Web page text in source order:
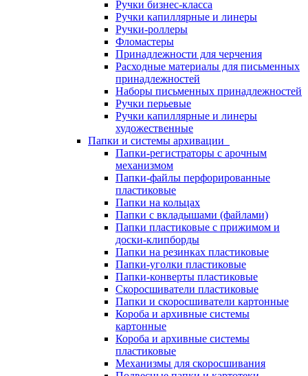
Ручки бизнес-класса
Ручки капиллярные и линеры
Ручки-роллеры
Фломастеры
Принадлежности для черчения
Расходные материалы для письменных
принадлежностей
Наборы письменных принадлежностей
Ручки перьевые
Ручки капиллярные и линеры
художественные
Папки и системы архивации
Папки-регистраторы с арочным
механизмом
Папки-файлы перфорированные
пластиковые
Папки на кольцах
Папки с вкладышами (файлами)
Папки пластиковые с прижимом и
доски-клипборды
Папки на резинках пластиковые
Папки-уголки пластиковые
Папки-конверты пластиковые
Скоросшиватели пластиковые
Папки и скоросшиватели картонные
Короба и архивные системы
картонные
Короба и архивные системы
пластиковые
Механизмы для скоросшивания